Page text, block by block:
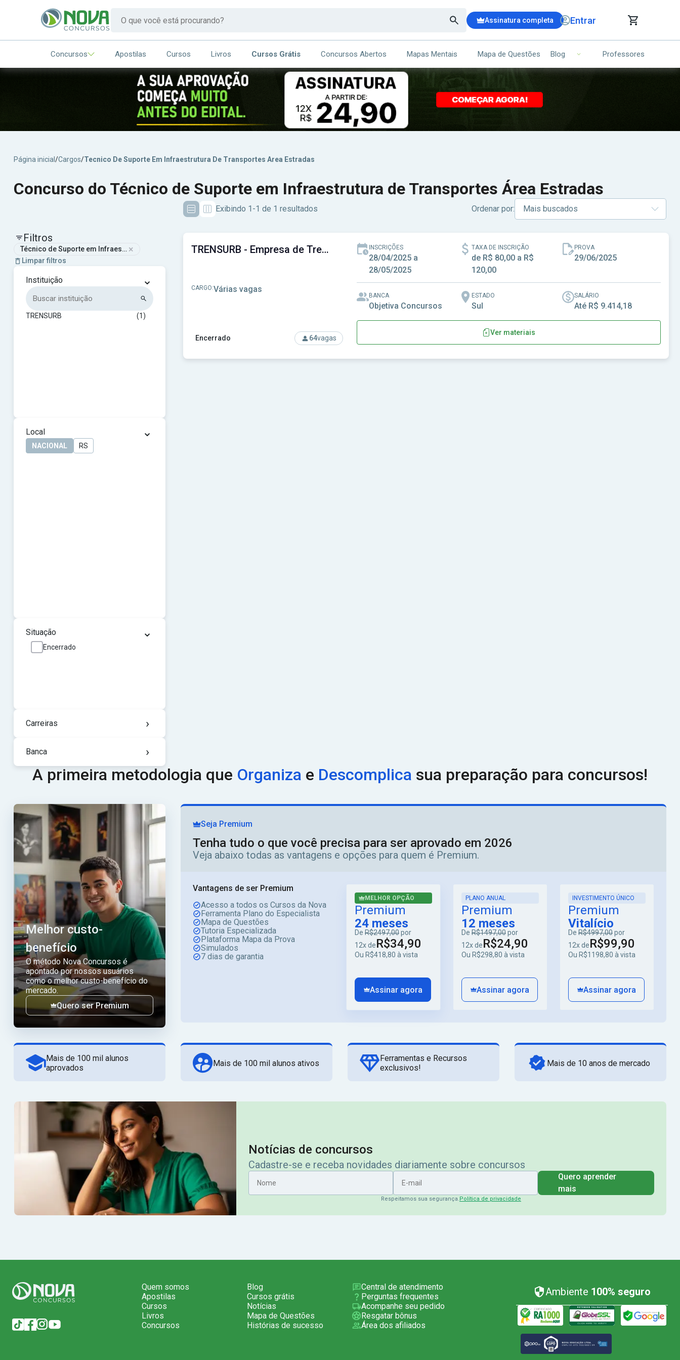
Assinatura completa Entrar
CARRINHO DE COMPRAS
ITENS (00)
Ops!
Seu carrinho ainda está vazio.
Concursos Apostilas Cursos Livros Cursos Grátis Concursos Abertos Mapas Mentais Mapa de Questões Blog Professores
Página inicial /Cargos/Tecnico De Suporte Em Infraestrutura De Transportes Area Estradas
Concurso do Técnico de Suporte em Infraestrutura de Transportes Área Estradas
Exibindo 1-1 de 1 resultados Ordenar por:
Filtros
Técnico de Suporte em Infraestrutura de Transportes Área Estradas
×
Limpar filtros
Instituição ⌄
TRENSURB (1)
Local ⌄
NACIONAL RS
Situação ⌄
Encerrado
Carreiras ›
Banca ›
Encerrado 64vagas
TRENSURB - Empresa de Trens Urbanos de Porto Alegre S.A.
CARGO:Várias vagas
INSCRIÇÕES
28/04/2025 a
28/05/2025
TAXA DE INSCRIÇÃO
de R$ 80,00 a R$
120,00
PROVA
29/06/2025
BANCA
Objetiva Concursos
ESTADO
Sul
SALÁRIO
Até R$ 9.414,18
Ver materiais
A primeira metodologia que Organiza e Descomplica sua preparação para concursos!
Melhor custo-
benefício
O método Nova Concursos é
apontado por nossos usuários
como o melhor custo-benefício do
mercado.
Quero ser Premium
Seja Premium
Tenha tudo o que você precisa para ser aprovado em 2026
Veja abaixo todas as vantagens e opções para quem é Premium.
Vantagens de ser Premium
Acesso a todos os Cursos da Nova
Ferramenta Plano do Especialista
Mapa de Questões
Tutoria Especializada
Plataforma Mapa da Prova
Simulados
7 dias de garantia
MELHOR OPÇÃO
Premium
24 meses
De R$2497,00por
12x deR$34,90
Ou R$418,80 à vista
Assinar agora
PLANO ANUAL
Premium
12 meses
De R$1497,00por
12x deR$24,90
Ou R$298,80 à vista
Assinar agora
INVESTIMENTO ÚNICO
Premium
Vitalício
De R$4997,00por
12x deR$99,90
Ou R$1198,80 à vista
Assinar agora
Mais de 100 mil alunos
aprovados
Mais de 100 mil alunos ativos
Ferramentas e Recursos
exclusivos!
Mais de 10 anos de mercado
Notícias de concursos
Cadastre-se e receba novidades diariamente sobre concursos
Nome
E-mail
Quero aprender
mais
Respeitamos sua segurança.Política de privacidade
Quem somos
Apostilas
Cursos
Livros
Concursos
Blog
Cursos grátis
Notícias
Mapa de Questões
Histórias de sucesso
Central de atendimento
Perguntas frequentes
Acompanhe seu pedido
Resgatar bônus
Área dos afiliados
Ambiente 100% seguro